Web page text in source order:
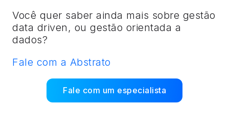
Você quer saber ainda mais sobre gestão
data driven, ou gestão orientada a
dados?
Fale com a Abstrato
Fale com um especialista